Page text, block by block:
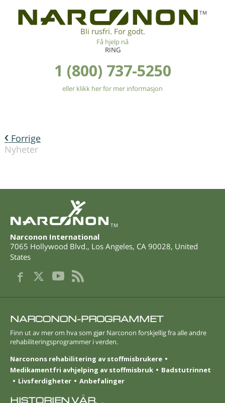
TM
Bli rusfri. For godt.
Få hjelp nå
RING
1 (800) 737-5250
eller klikk her for mer informasjon
Forrige
Nyheter
TM
Narconon International
7065 Hollywood Blvd., Los Angeles, CA 90028, United
States
NARCONON-PROGRAMMET
Finn ut av mer om hva som gjør Narconon forskjellig fra alle andre
rehabiliterings­programmer i verden.
Narconons rehabilitering av stoffmisbrukere
Medikamentfri avhjelping av stoffmisbruk
Badstutrinnet
Livsferdigheter
Anbefalinger
HISTORIEN VÅR.